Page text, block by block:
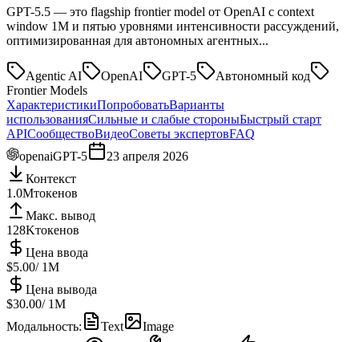
GPT-5.5 — это flagship frontier model от OpenAI с context
window 1M и пятью уровнями интенсивности рассуждений,
оптимизированная для автономных агентных...
Agentic AI OpenAI GPT-5
Автономный код
Frontier Models
ХарактеристикиПопробоватьВарианты
использованияСильные и слабые стороныБыстрый старт
APIСообществоВидеоСоветы экспертовFAQ
openaiGPT-5
23 апреля 2026
Контекст
1.0Mтокенов
Макс. вывод
128Kтокенов
Цена ввода
$5.00/ 1M
Цена вывода
$30.00/ 1M
Модальность: Text
Image